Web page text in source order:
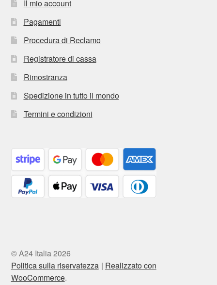
Il mio account
Pagamenti
Procedura di Reclamo
Registratore di cassa
Rimostranza
Spedizione in tutto il mondo
Termini e condizioni
© A24 Italia 2026
Politica sulla riservatezza
Realizzato con
WooCommerce.